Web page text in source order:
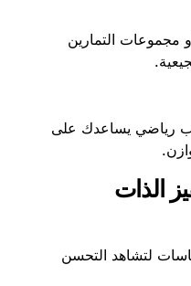
مجموعات التمارين
رياضي يساعدك على
الذات
لتشاهد التحسن